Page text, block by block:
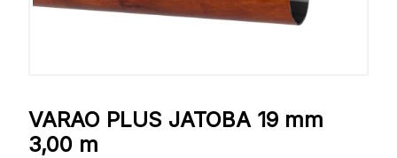
VARAO PLUS JATOBA 19 mm
3,00 m